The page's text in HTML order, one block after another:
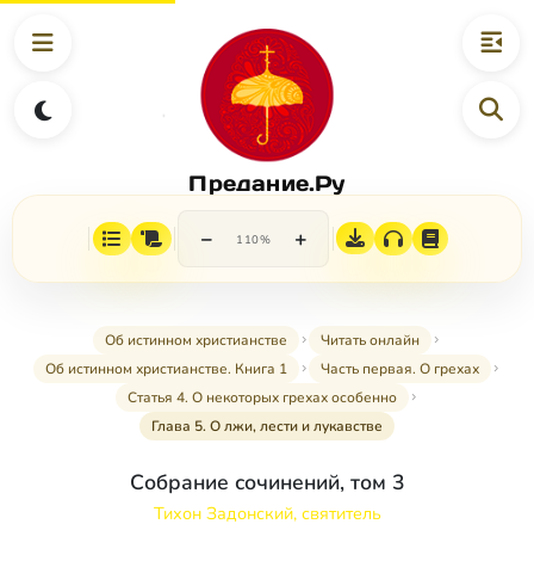
Предание.Ру
− 110% +
Об истинном христианстве
Читать онлайн
Об истинном христианстве. Книга 1
Часть первая. О грехах
Статья 4. О некоторых грехах особенно
Глава 5. О лжи, лести и лукавстве
Собрание сочинений, том 3
Тихон Задонский, святитель